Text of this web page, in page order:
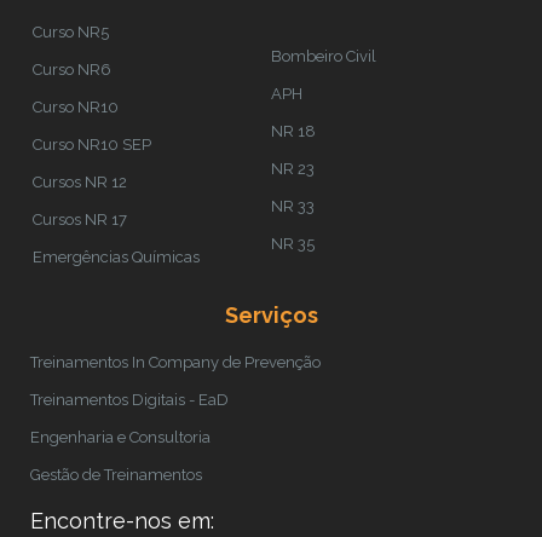
Curso NR5
Curso NR6
Curso NR10
Curso NR10 SEP
Cursos NR 12
Cursos NR 17
Emergências Químicas
Bombeiro Civil
APH
NR 18
NR 23
NR 33
NR 35
Serviços
Treinamentos In Company de Prevenção
Treinamentos Digitais - EaD
Engenharia e Consultoria
Gestão de Treinamentos
Encontre-nos em: